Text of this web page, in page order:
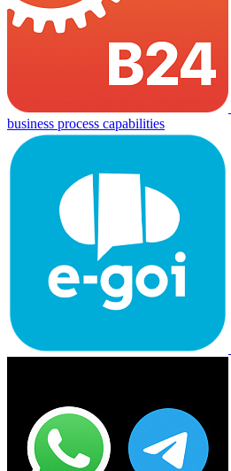
business process capabilities